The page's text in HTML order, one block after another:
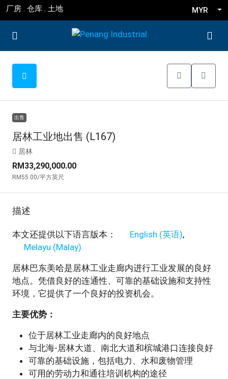
厂房 . 仓库 . 土地 MYR
出售
居林工业地出售 (L167)
居林
RM33,290,000.00
RM55.00/平方英尺
描述
本文还提供以下语言版本： English (英语)
Melayu (Malay)
居林巴东美哈是居林工业走廊内进行工业发展的良好
地点。凭借良好的连通性、可靠的基础设施和支持性
环境，它提供了一个良好的投资机会。
主要优势：
位于居林工业走廊内的良好地点
与北海-居林大道、南北大道和槟城港口连接良好
可靠的基础设施，包括电力、水和废物管理
可用的劳动力和通往培训机构的途径